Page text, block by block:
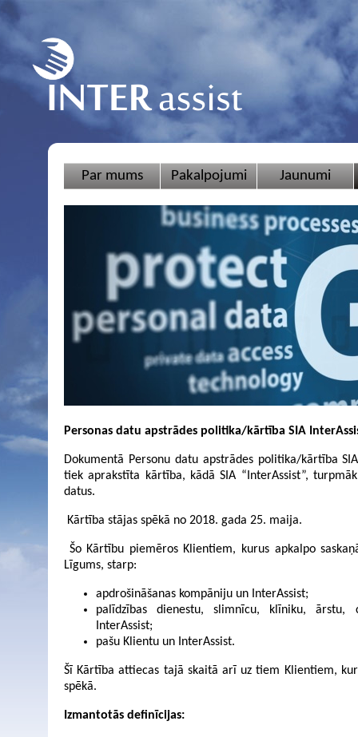
Par mums Pakalpojumi Jaunumi
Personas datu apstrādes politika/kārtība SIA
Dokumentā Personu datu apstrādes politika/kārtība
tiek aprakstīta kārtība, kādā SIA “InterAssist”,
datus.
Kārtība stājas spēkā no 2018. gada 25. maija.
Šo Kārtību piemēros Klientiem, kurus apkalpo
Līgums, starp:
apdrošināšanas kompāniju un InterAssist;
palīdzības dienestu, slimnīcu, klīniku,
InterAssist;
pašu Klientu un InterAssist.
Šī Kārtība attiecas tajā skaitā arī uz tiem Klientiem,
spēkā.
Izmantotās definīcijas: